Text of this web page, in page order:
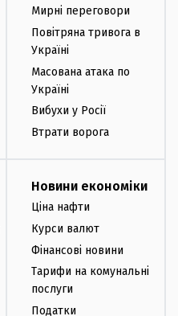
Мирні переговори
Повітряна тривога в
Україні
Масована атака по
Україні
Вибухи у Росії
Втрати ворога
Новини економіки
Ціна нафти
Курси валют
Фінансові новини
Тарифи на комунальні
послуги
Податки